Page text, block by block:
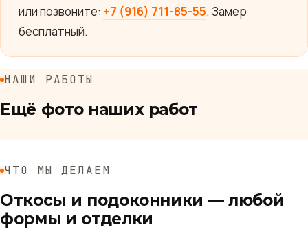
или позвоните: +7 (916) 711-85-55. Замер
бесплатный.
НАШИ РАБОТЫ
Ещё фото наших работ
ЧТО МЫ ДЕЛАЕМ
Откосы и подоконники — любой
формы и отделки